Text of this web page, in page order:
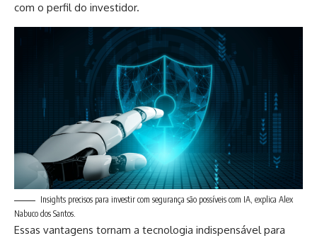
com o perfil do investidor.
Insights precisos para investir com segurança são possíveis com IA, explica Alex
Nabuco dos Santos.
Essas vantagens tornam a tecnologia indispensável para